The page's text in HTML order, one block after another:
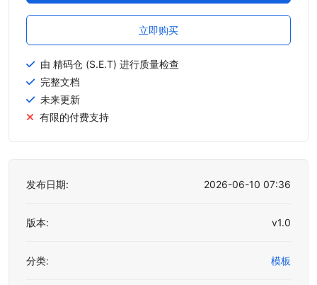
立即购买
由 精码仓 (S.E.T) 进行质量检查
完整文档
未来更新
有限的付费支持
发布日期: 2026-06-10 07:36
版本: v1.0
分类: 模板